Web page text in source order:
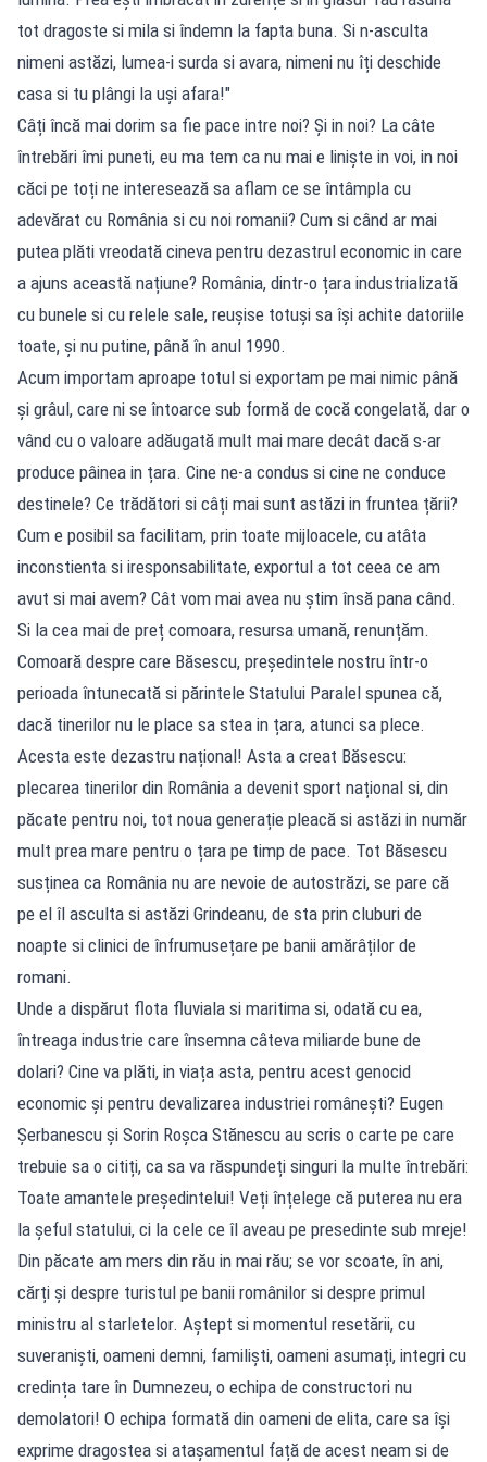
tot dragoste si mila si îndemn la fapta buna. Si n-asculta
nimeni astăzi, lumea-i surda si avara, nimeni nu îți deschide
casa si tu plângi la uși afara!"
Câți încă mai dorim sa fie pace intre noi? Și in noi? La câte
întrebări îmi puneti, eu ma tem ca nu mai e liniște in voi, in noi
căci pe toți ne interesează sa aflam ce se întâmpla cu
adevărat cu România si cu noi romanii? Cum si când ar mai
putea plăti vreodată cineva pentru dezastrul economic in care
a ajuns această națiune? România, dintr-o țara industrializată
cu bunele si cu relele sale, reușise totuși sa își achite datoriile
toate, și nu putine, până în anul 1990.
Acum importam aproape totul si exportam pe mai nimic până
și grâul, care ni se întoarce sub formă de cocă congelată, dar o
vând cu o valoare adăugată mult mai mare decât dacă s-ar
produce pâinea in țara. Cine ne-a condus si cine ne conduce
destinele? Ce trădători si câți mai sunt astăzi in fruntea țării?
Cum e posibil sa facilitam, prin toate mijloacele, cu atâta
inconstienta si iresponsabilitate, exportul a tot ceea ce am
avut si mai avem? Cât vom mai avea nu știm însă pana când.
Si la cea mai de preț comoara, resursa umană, renunțăm.
Comoară despre care Băsescu, președintele nostru într-o
perioada întunecată si părintele Statului Paralel spunea că,
dacă tinerilor nu le place sa stea in țara, atunci sa plece.
Acesta este dezastru național! Asta a creat Băsescu:
plecarea tinerilor din România a devenit sport național si, din
păcate pentru noi, tot noua generație pleacă si astăzi in număr
mult prea mare pentru o țara pe timp de pace. Tot Băsescu
susținea ca România nu are nevoie de autostrăzi, se pare că
pe el îl asculta si astăzi Grindeanu, de sta prin cluburi de
noapte si clinici de înfrumusețare pe banii amărâților de
romani.
Unde a dispărut flota fluviala si maritima si, odată cu ea,
întreaga industrie care însemna câteva miliarde bune de
dolari? Cine va plăti, in viața asta, pentru acest genocid
economic și pentru devalizarea industriei românești? Eugen
Șerbanescu și Sorin Roșca Stănescu au scris o carte pe care
trebuie sa o citiți, ca sa va răspundeți singuri la multe întrebări:
Toate amantele președintelui! Veți înțelege că puterea nu era
la șeful statului, ci la cele ce îl aveau pe presedinte sub mreje!
Din păcate am mers din rău in mai rău; se vor scoate, în ani,
cărți și despre turistul pe banii românilor si despre primul
ministru al starletelor. Aștept si momentul resetării, cu
suveraniști, oameni demni, familiști, oameni asumați, integri cu
credința tare în Dumnezeu, o echipa de constructori nu
demolatori! O echipa formată din oameni de elita, care sa își
exprime dragostea si atașamentul față de acest neam si de